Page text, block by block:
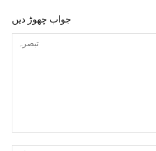
جواب چھوڑ دیں